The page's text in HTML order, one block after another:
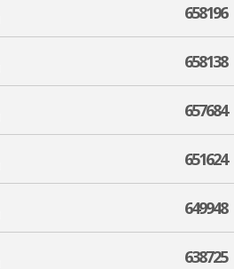
658196
658138
657684
651624
649948
638725